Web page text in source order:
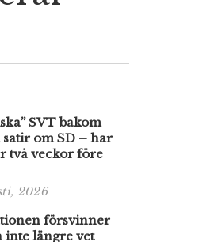
SVT bakom
om SD – har
två veckor före
2026
försvinner
inte längre vet